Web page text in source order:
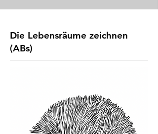
Die Lebensräume zeichnen
(ABs)